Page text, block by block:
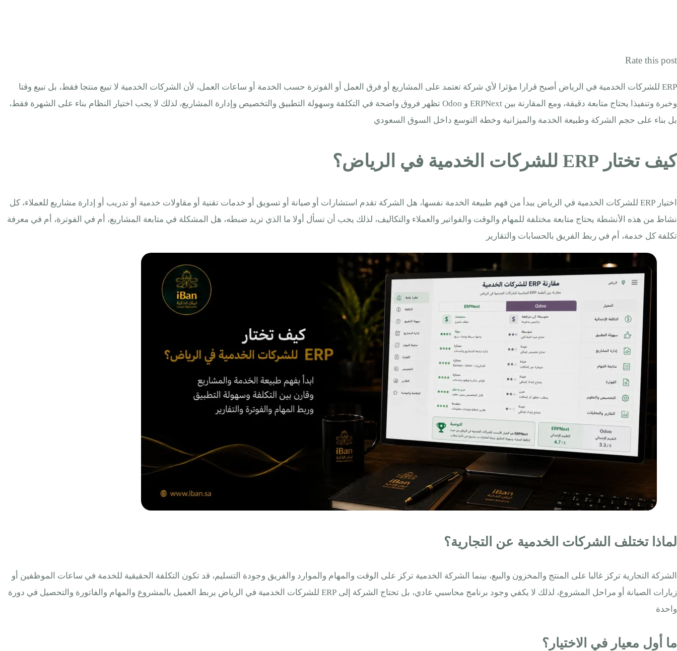
Rate this post
ERP للشركات الخدمية في الرياض أصبح قرارا مؤثرا لأي شركة تعتمد على المشاريع أو فرق العمل أو الفوترة حسب الخدمة أو ساعات العمل، لأن الشركات الخدمية لا تبيع منتجا فقط، بل تبيع وقتا
وخبرة وتنفيذا يحتاج متابعة دقيقة، ومع المقارنة بين ERPNext و Odoo تظهر فروق واضحة في التكلفة وسهولة التطبيق والتخصيص وإدارة المشاريع، لذلك لا يجب اختيار النظام بناء على الشهرة فقط،
بل بناء على حجم الشركة وطبيعة الخدمة والميزانية وخطة التوسع داخل السوق السعودي
كيف تختار ERP للشركات الخدمية في الرياض؟
اختيار ERP للشركات الخدمية في الرياض يبدأ من فهم طبيعة الخدمة نفسها، هل الشركة تقدم استشارات أو صيانة أو تسويق أو خدمات تقنية أو مقاولات خدمية أو تدريب أو إدارة مشاريع للعملاء، كل
نشاط من هذه الأنشطة يحتاج متابعة مختلفة للمهام والوقت والفواتير والعملاء والتكاليف، لذلك يجب أن تسأل أولا ما الذي تريد ضبطه، هل المشكلة في متابعة المشاريع، أم في الفوترة، أم في معرفة
تكلفة كل خدمة، أم في ربط الفريق بالحسابات والتقارير
لماذا تختلف الشركات الخدمية عن التجارية؟
الشركة التجارية تركز غالبا على المنتج والمخزون والبيع، بينما الشركة الخدمية تركز على الوقت والمهام والموارد والفريق وجودة التسليم، قد تكون التكلفة الحقيقية للخدمة في ساعات الموظفين أو
زيارات الصيانة أو مراحل المشروع، لذلك لا يكفي وجود برنامج محاسبي عادي، بل تحتاج الشركة إلى ERP للشركات الخدمية في الرياض يربط العميل بالمشروع والمهام والفاتورة والتحصيل في دورة
واحدة
ما أول معيار في الاختيار؟